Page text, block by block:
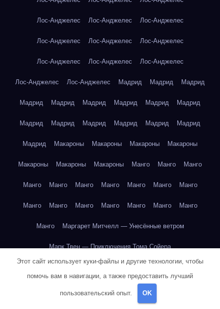
Лос-Анджелес Лос-Анджелес Лос-Анджелес
Лос-Анджелес Лос-Анджелес Лос-Анджелес
Лос-Анджелес Лос-Анджелес Лос-Анджелес
Лос-Анджелес Лос-Анджелес Мадрид Мадрид Мадрид
Мадрид Мадрид Мадрид Мадрид Мадрид Мадрид
Мадрид Мадрид Мадрид Мадрид Мадрид Мадрид
Мадрид Макароны Макароны Макароны Макароны
Макароны Макароны Макароны Манго Манго Манго
Манго Манго Манго Манго Манго Манго Манго
Манго Манго Манго Манго Манго Манго Манго
Манго Маргарет Митчелл — Унесённые ветром
Марк Твен — Приключения Тома Сойера
Марк Твен — Приключения Тома Сойера
Этот сайт использует куки-файлы и другие технологии, чтобы
помочь вам в навигации, а также предоставить лучший
пользовательский опыт. OK